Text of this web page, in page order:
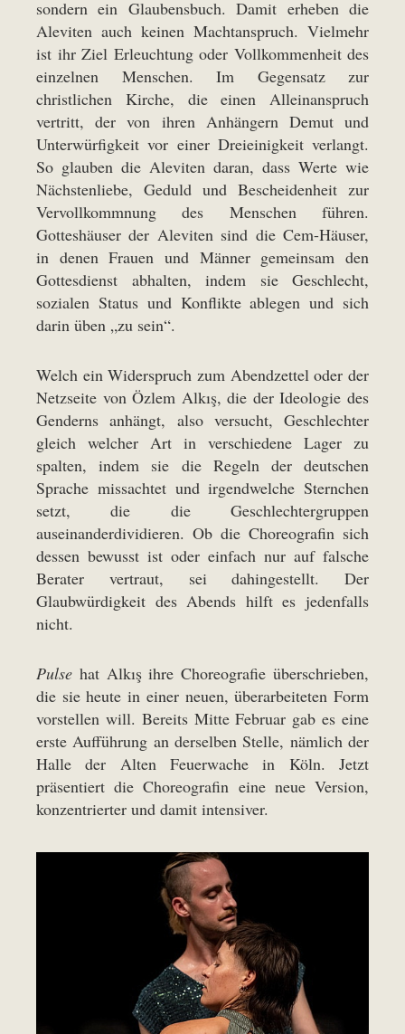
sondern ein Glaubensbuch. Damit erheben die
Aleviten auch keinen Machtanspruch. Vielmehr
ist ihr Ziel Erleuchtung oder Vollkommenheit des
einzelnen Menschen. Im Gegensatz zur
christlichen Kirche, die einen Alleinanspruch
vertritt, der von ihren Anhängern Demut und
Unterwürfigkeit vor einer Dreieinigkeit verlangt.
So glauben die Aleviten daran, dass Werte wie
Nächstenliebe, Geduld und Bescheidenheit zur
Vervollkommnung des Menschen führen.
Gotteshäuser der Aleviten sind die Cem-Häuser,
in denen Frauen und Männer gemeinsam den
Gottesdienst abhalten, indem sie Geschlecht,
sozialen Status und Konflikte ablegen und sich
darin üben „zu sein“.
Welch ein Widerspruch zum Abendzettel oder der
Netzseite von Özlem Alkış, die der Ideologie des
Genderns anhängt, also versucht, Geschlechter
gleich welcher Art in verschiedene Lager zu
spalten, indem sie die Regeln der deutschen
Sprache missachtet und irgendwelche Sternchen
setzt, die die Geschlechtergruppen
auseinanderdividieren. Ob die Choreografin sich
dessen bewusst ist oder einfach nur auf falsche
Berater vertraut, sei dahingestellt. Der
Glaubwürdigkeit des Abends hilft es jedenfalls
nicht.
Pulse hat Alkış ihre Choreografie überschrieben,
die sie heute in einer neuen, überarbeiteten Form
vorstellen will. Bereits Mitte Februar gab es eine
erste Aufführung an derselben Stelle, nämlich der
Halle der Alten Feuerwache in Köln. Jetzt
präsentiert die Choreografin eine neue Version,
konzentrierter und damit intensiver.